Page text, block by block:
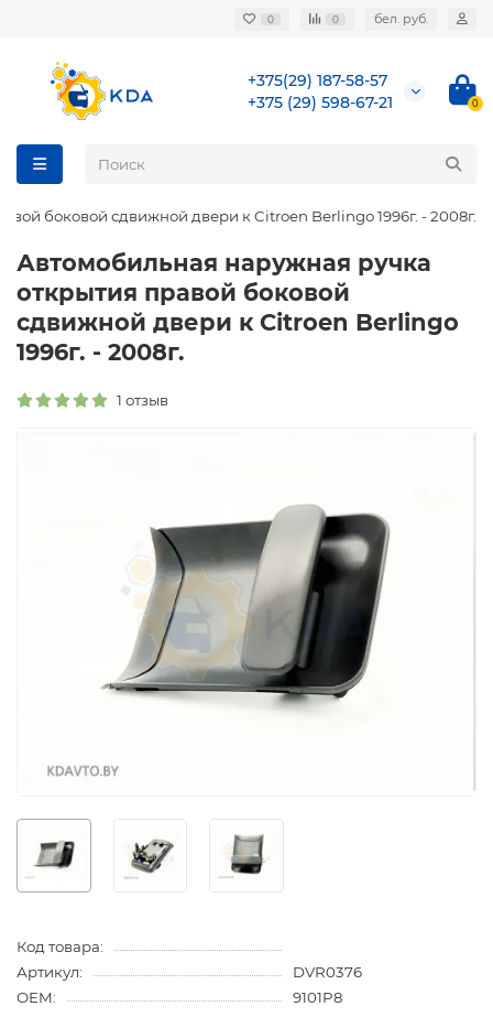
0 0 бел. руб.
+375(29) 187-58-57
+375 (29) 598-67-21
0
боковой сдвижной двери к Citroen Berlingo 1996г. - 2008г.
Автомобильная наружная ручка
открытия правой боковой
сдвижной двери к Citroen Berlingo
1996г. - 2008г.
1 отзыв
Код товара:
Артикул:
DVR0376
OEM:
9101P8